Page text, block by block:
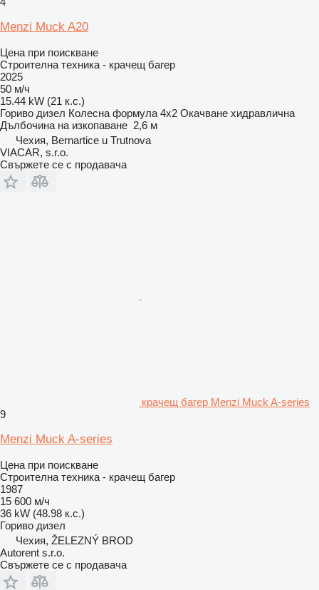
Menzi Muck A20
Цена при поискване
Строителна техника - крачещ багер
2025
50 м/ч
15.44 kW (21 к.с.)
Гориво дизел Колесна формула 4x2 Окачване хидравлична
Дълбочина на изкопаване 2,6 м
Чехия, Bernartice u Trutnova
VIACAR, s.r.o.
Свържете се с продавача
крачещ багер Menzi Muck A-series
9
Menzi Muck A-series
Цена при поискване
Строителна техника - крачещ багер
1987
15 600 м/ч
36 kW (48.98 к.с.)
Гориво дизел
Чехия, ŽELEZNÝ BROD
Autorent s.r.o.
Свържете се с продавача